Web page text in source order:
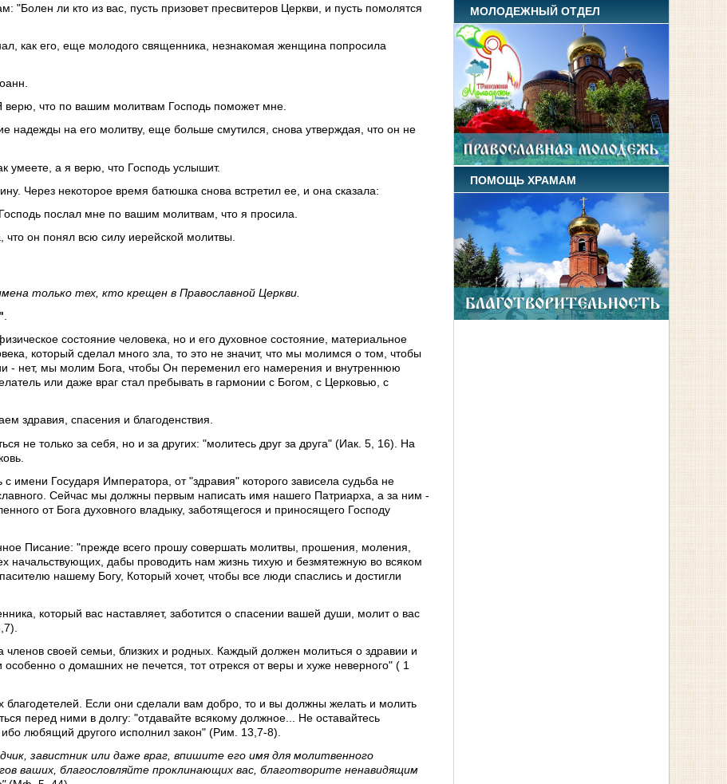
"Болен ли кто из вас, пусть призовет пресвитеров Церкви, и пусть помолятся
как его, еще молодого священника, незнакомая женщина попросила
что по вашим молитвам Господь поможет мне.
надежды на его молитву, еще больше смутился, снова утверждая, что он не
умеете, а я верю, что Господь услышит.
Через некоторое время батюшка снова встретил ее, и она сказала:
послал мне по вашим молитвам, что я просила.
он понял всю силу иерейской молитвы.
только тех, кто крещен в Православной Церкви.
состояние человека, но и его духовное состояние, материальное
который сделал много зла, то это не значит, что мы молимся о том, чтобы
- нет, мы молим Бога, чтобы Он переменил его намерения и внутреннюю
или даже враг стал пребывать в гармонии с Богом, с Церковью, с
здравия, спасения и благоденствия.
не только за себя, но и за других: "молитесь друг за друга" (Иак. 5, 16). На
имени Государя Императора, от "здравия" которого зависела судьба не
Сейчас мы должны первым написать имя нашего Патриарха, а за ним -
от Бога духовного владыку, заботящегося и приносящего Господу
Писание: "прежде всего прошу совершать молитвы, прошения, моления,
начальствующих, дабы проводить нам жизнь тихую и безмятежную во всяком
нашему Богу, Который хочет, чтобы все люди спаслись и достигли
который вас наставляет, заботится о спасении вашей души, молит о вас
своей семьи, близких и родных. Каждый должен молиться о здравии и
о домашних не печется, тот отрекся от веры и хуже неверного" ( 1
Если они сделали вам добро, то и вы должны желать и молить
перед ними в долгу: "отдавайте всякому должное... Не оставайтесь
любящий другого исполнил закон" (Рим. 13,7-8).
завистник или даже враг, впишите его имя для молитвенного
ваших, благословляйте проклинающих вас, благотворите ненавидящим
МОЛОДЕЖНЫЙ ОТДЕЛ
ПОМОЩЬ ХРАМАМ